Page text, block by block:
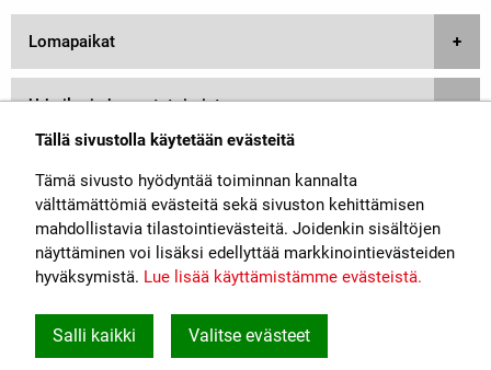
Tällä sivustolla käytetään evästeitä
Tämä sivusto hyödyntää toiminnan kannalta
välttämättömiä evästeitä sekä sivuston kehittämisen
mahdollistavia tilastointievästeitä. Joidenkin sisältöjen
näyttäminen voi lisäksi edellyttää markkinointievästeiden
hyväksymistä. Lue lisää käyttämistämme evästeistä.​​​​​​
Salli kaikki Valitse evästeet
Lomapaikat
Urheilu- ja harrastetoiminta
Rautatiealan Unioni
John Stenbergin ranta 6, 00530 Helsinki